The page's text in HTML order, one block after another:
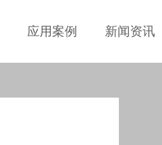
应用案例 新闻资讯